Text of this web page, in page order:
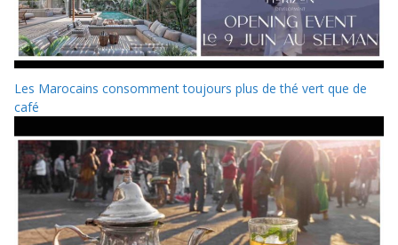
Les Marocains consomment toujours plus de thé vert que de
café